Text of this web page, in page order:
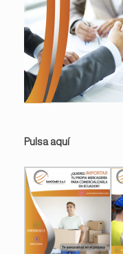
Pulsa aquí